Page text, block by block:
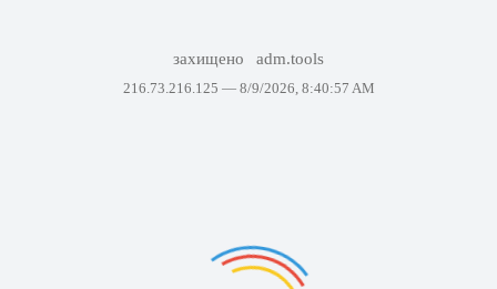
захищено adm.tools
216.73.216.125 — 8/9/2026, 8:40:57 AM